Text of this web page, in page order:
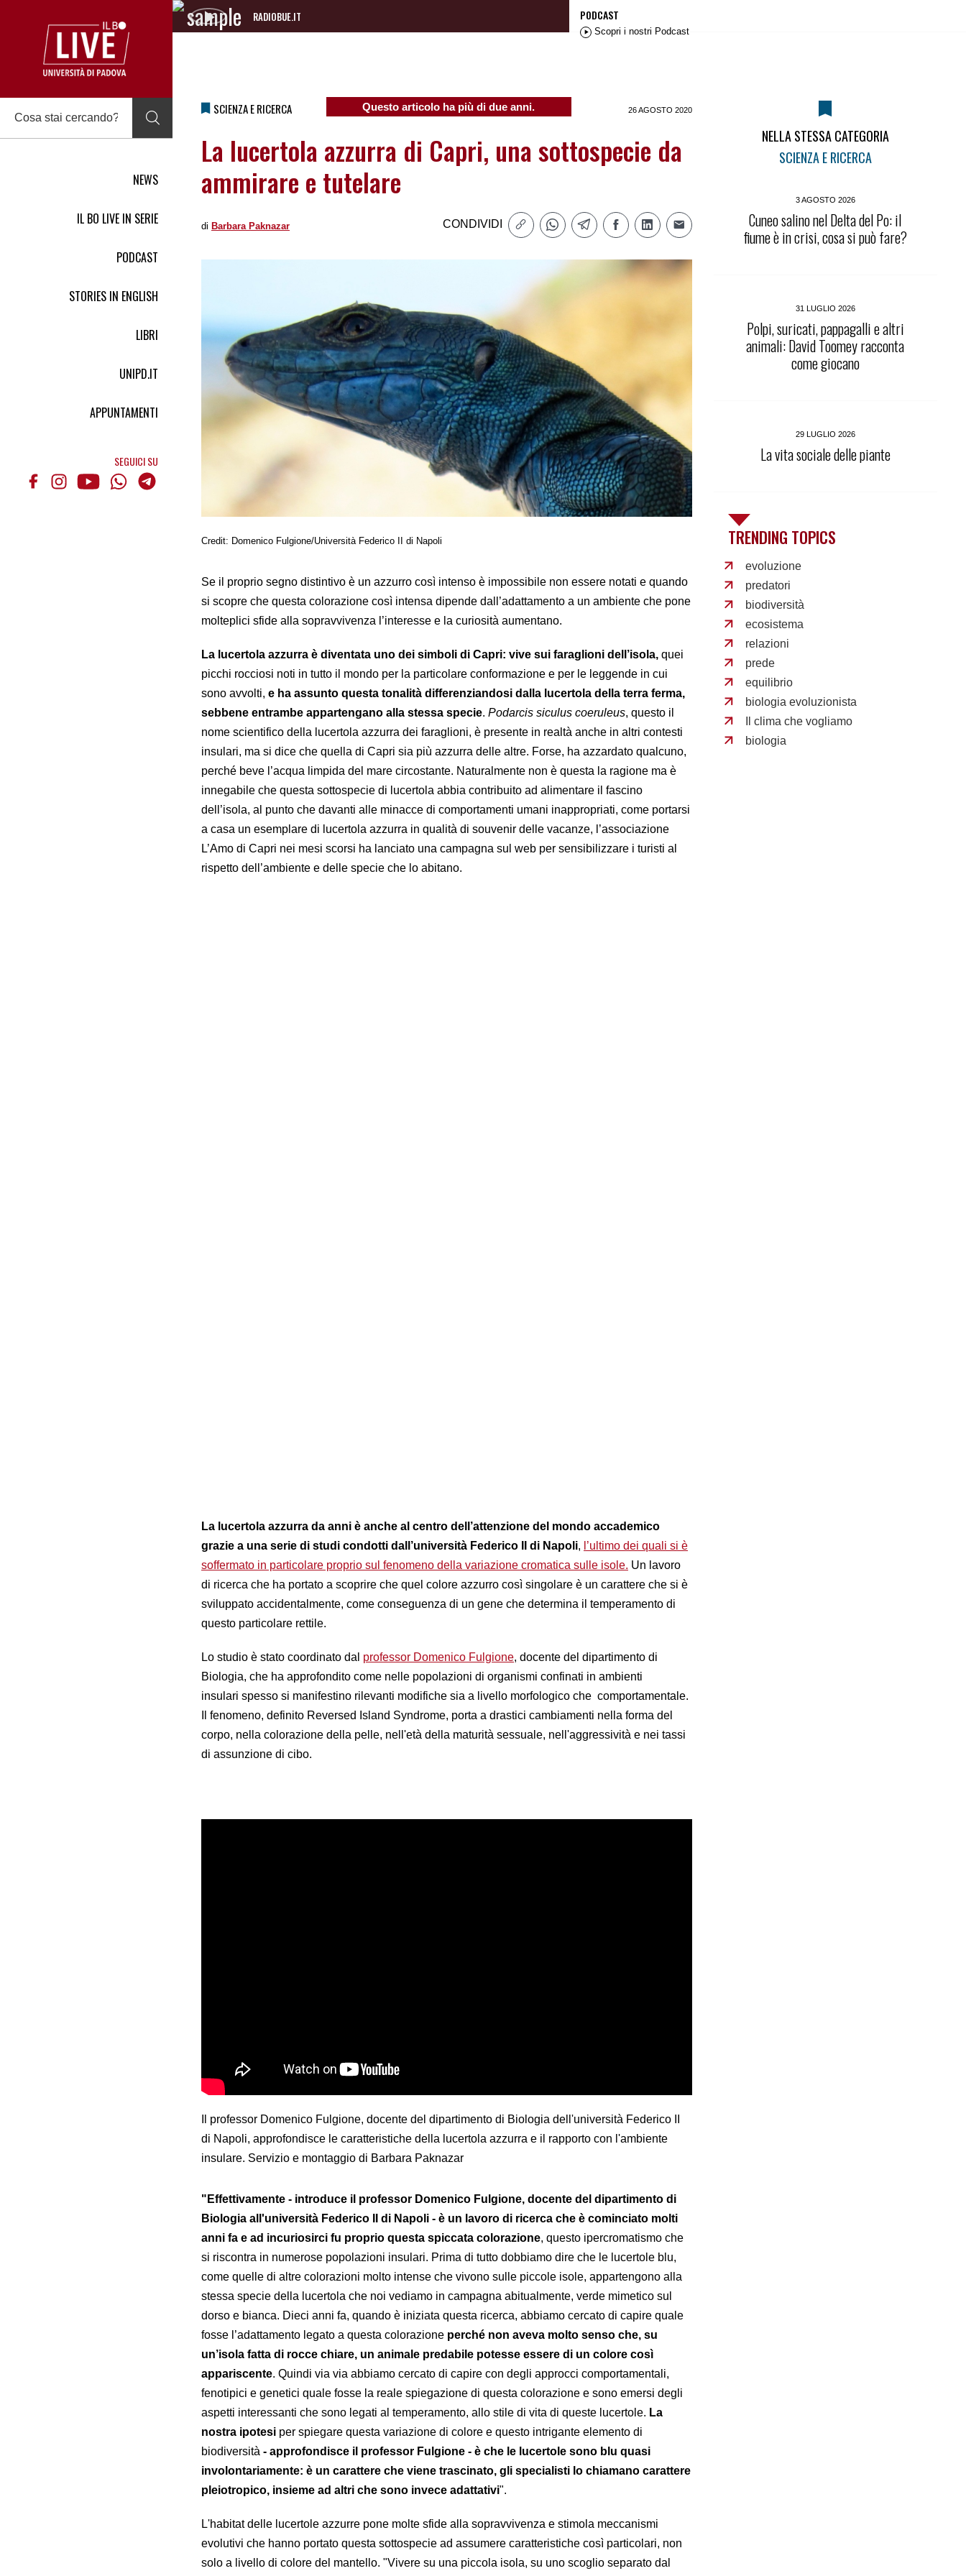
NEWS
IL BO LIVE IN SERIE
PODCAST
STORIES IN ENGLISH
LIBRI
UNIPD.IT
APPUNTAMENTI
SEGUICI SU
RADIOBUE.IT
Audio
PODCAST
Scopri i nostri Podcast
SCIENZA E RICERCA Questo articolo ha più di due anni. 26 AGOSTO 2020
La lucertola azzurra di Capri, una sottospecie da
ammirare e tutelare
di Barbara Paknazar CONDIVIDI
Credit: Domenico Fulgione/Università Federico II di Napoli
Se il proprio segno distintivo è un azzurro così intenso è impossibile non essere notati e quando
si scopre che questa colorazione così intensa dipende dall’adattamento a un ambiente che pone
molteplici sfide alla sopravvivenza l’interesse e la curiosità aumentano.
La lucertola azzurra è diventata uno dei simboli di Capri: vive sui faraglioni dell’isola, quei
picchi rocciosi noti in tutto il mondo per la particolare conformazione e per le leggende in cui
sono avvolti, e ha assunto questa tonalità differenziandosi dalla lucertola della terra ferma,
sebbene entrambe appartengano alla stessa specie. Podarcis siculus coeruleus, questo il
nome scientifico della lucertola azzurra dei faraglioni, è presente in realtà anche in altri contesti
insulari, ma si dice che quella di Capri sia più azzurra delle altre. Forse, ha azzardato qualcuno,
perché beve l’acqua limpida del mare circostante. Naturalmente non è questa la ragione ma è
innegabile che questa sottospecie di lucertola abbia contribuito ad alimentare il fascino
dell’isola, al punto che davanti alle minacce di comportamenti umani inappropriati, come portarsi
a casa un esemplare di lucertola azzurra in qualità di souvenir delle vacanze, l’associazione
L’Amo di Capri nei mesi scorsi ha lanciato una campagna sul web per sensibilizzare i turisti al
rispetto dell’ambiente e delle specie che lo abitano.
La lucertola azzurra da anni è anche al centro dell’attenzione del mondo accademico
grazie a una serie di studi condotti dall’università Federico II di Napoli, l’ultimo dei quali si è
soffermato in particolare proprio sul fenomeno della variazione cromatica sulle isole. Un lavoro
di ricerca che ha portato a scoprire che quel colore azzurro così singolare è un carattere che si è
sviluppato accidentalmente, come conseguenza di un gene che determina il temperamento di
questo particolare rettile.
Lo studio è stato coordinato dal professor Domenico Fulgione, docente del dipartimento di
Biologia, che ha approfondito come nelle popolazioni di organismi confinati in ambienti
insulari spesso si manifestino rilevanti modifiche sia a livello morfologico che comportamentale.
Il fenomeno, definito Reversed Island Syndrome, porta a drastici cambiamenti nella forma del
corpo, nella colorazione della pelle, nell'età della maturità sessuale, nell'aggressività e nei tassi
di assunzione di cibo.
Il professor Domenico Fulgione, docente del dipartimento di Biologia dell'università Federico II
di Napoli, approfondisce le caratteristiche della lucertola azzurra e il rapporto con l'ambiente
insulare. Servizio e montaggio di Barbara Paknazar
"Effettivamente - introduce il professor Domenico Fulgione, docente del dipartimento di
Biologia all'università Federico II di Napoli - è un lavoro di ricerca che è cominciato molti
anni fa e ad incuriosirci fu proprio questa spiccata colorazione, questo ipercromatismo che
si riscontra in numerose popolazioni insulari. Prima di tutto dobbiamo dire che le lucertole blu,
come quelle di altre colorazioni molto intense che vivono sulle piccole isole, appartengono alla
stessa specie della lucertola che noi vediamo in campagna abitualmente, verde mimetico sul
dorso e bianca. Dieci anni fa, quando è iniziata questa ricerca, abbiamo cercato di capire quale
fosse l’adattamento legato a questa colorazione perché non aveva molto senso che, su
un’isola fatta di rocce chiare, un animale predabile potesse essere di un colore così
appariscente. Quindi via via abbiamo cercato di capire con degli approcci comportamentali,
fenotipici e genetici quale fosse la reale spiegazione di questa colorazione e sono emersi degli
aspetti interessanti che sono legati al temperamento, allo stile di vita di queste lucertole. La
nostra ipotesi per spiegare questa variazione di colore e questo intrigante elemento di
biodiversità - approfondisce il professor Fulgione - è che le lucertole sono blu quasi
involontariamente: è un carattere che viene trascinato, gli specialisti lo chiamano carattere
pleiotropico, insieme ad altri che sono invece adattativi".
L'habitat delle lucertole azzurre pone molte sfide alla sopravvivenza e stimola meccanismi
evolutivi che hanno portato questa sottospecie ad assumere caratteristiche così particolari, non
solo a livello di colore del mantello. "Vivere su una piccola isola, su uno scoglio separato dal
NELLA STESSA CATEGORIA
SCIENZA E RICERCA
3 AGOSTO 2026
Cuneo salino nel Delta del Po: il
fiume è in crisi, cosa si può fare?
31 LUGLIO 2026
Polpi, suricati, pappagalli e altri
animali: David Toomey racconta
come giocano
29 LUGLIO 2026
La vita sociale delle piante
TRENDING TOPICS
evoluzione
predatori
biodiversità
ecosistema
relazioni
prede
equilibrio
biologia evoluzionista
Il clima che vogliamo
biologia